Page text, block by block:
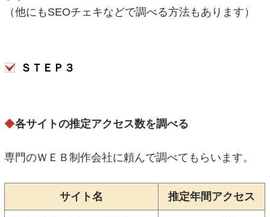
（他にもSEOチェキなどで調べる方法もあります）
ＳＴＥＰ３
◆各サイトの推定アクセス数を調べる
専門のＷＥＢ制作会社に頼んで調べてもらいます。
サイト名 推定年間アクセス